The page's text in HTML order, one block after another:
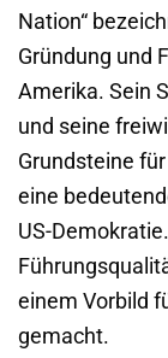
Nation“
Gründung und
Amerika. Sein
und seine
Grundsteine
eine
US-
einem Vorbild
gemacht.